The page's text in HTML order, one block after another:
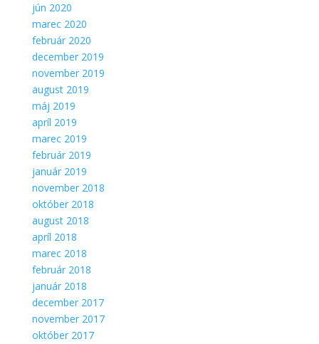
jún 2020
marec 2020
február 2020
december 2019
november 2019
august 2019
máj 2019
apríl 2019
marec 2019
február 2019
január 2019
november 2018
október 2018
august 2018
apríl 2018
marec 2018
február 2018
január 2018
december 2017
november 2017
október 2017